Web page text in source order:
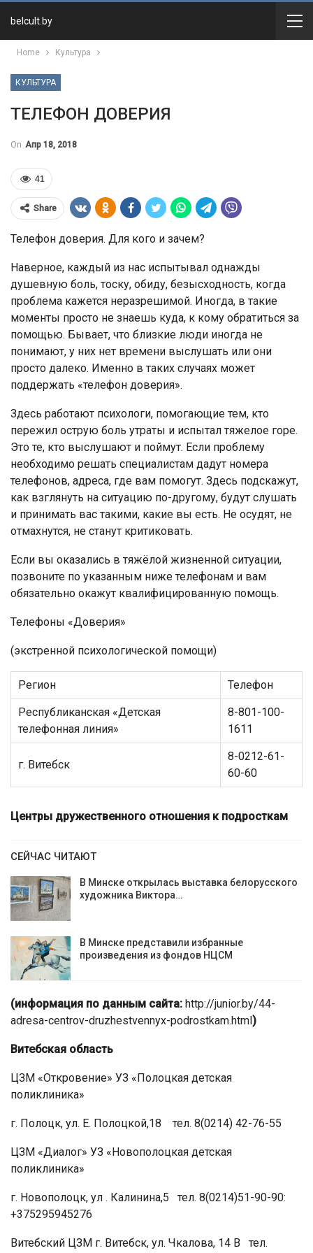
belcult.by
Home Культура
КУЛЬТУРА
ТЕЛЕФОН ДОВЕРИЯ
On Апр 18, 2018
41
Share
Телефон доверия. Для кого и зачем?
Наверное, каждый из нас испытывал однажды
душевную боль, тоску, обиду, безысходность, когда
проблема кажется неразрешимой. Иногда, в такие
моменты просто не знаешь куда, к кому обратиться за
помощью. Бывает, что близкие люди иногда не
понимают, у них нет времени выслушать или они
просто далеко. Именно в таких случаях может
поддержать «телефон доверия».
Здесь работают психологи, помогающие тем, кто
пережил острую боль утраты и испытал тяжелое горе.
Это те, кто выслушают и поймут. Если проблему
необходимо решать специалистам дадут номера
телефонов, адреса, где вам помогут. Здесь подскажут,
как взглянуть на ситуацию по-другому, будут слушать
и принимать вас такими, какие вы есть. Не осудят, не
отмахнутся, не станут критиковать.
Если вы оказались в тяжёлой жизненной ситуации,
позвоните по указанным ниже телефонам и вам
обязательно окажут квалифицированную помощь.
Телефоны «Доверия»
(экстренной психологической помощи)
Регион Телефон
Республиканская «Детская
телефонная линия»
8-801-100-
1611
г. Витебск
8-0212-61-
60-60
Центры дружественного отношения к подросткам
СЕЙЧАС ЧИТАЮТ
В Минске открылась выставка белорусского
художника Виктора…
В Минске представили избранные
произведения из фондов НЦСМ
(информация по данным сайта: http://junior.by/44-
adresa-centrov-druzhestvennyx-podrostkam.html )
Витебская область
ЦЗМ «Откровение» УЗ «Полоцкая детская
поликлиника»
г. Полоцк, ул. Е. Полоцкой,18 тел. 8(0214) 42-76-55
ЦЗМ «Диалог» УЗ «Новополоцкая детская
поликлиника»
г. Новополоцк, ул . Калинина,5 тел. 8(0214)51-90-90:
+375295945276
Витебский ЦЗМ г. Витебск, ул. Чкалова, 14 В тел.